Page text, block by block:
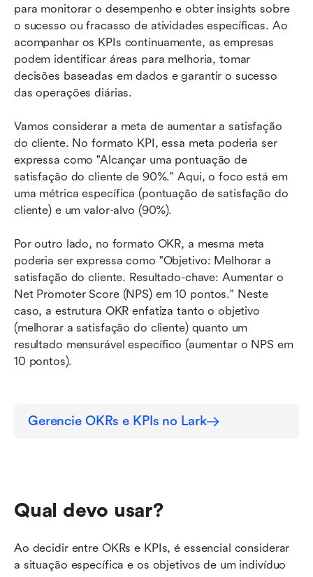
para monitorar o desempenho e obter insights sobre
o sucesso ou fracasso de atividades específicas. Ao
acompanhar os KPIs continuamente, as empresas
podem identificar áreas para melhoria, tomar
decisões baseadas em dados e garantir o sucesso
das operações diárias.
Vamos considerar a meta de aumentar a satisfação
do cliente. No formato KPI, essa meta poderia ser
expressa como "Alcançar uma pontuação de
satisfação do cliente de 90%." Aqui, o foco está em
uma métrica específica (pontuação de satisfação do
cliente) e um valor-alvo (90%).
Por outro lado, no formato OKR, a mesma meta
poderia ser expressa como "Objetivo: Melhorar a
satisfação do cliente. Resultado-chave: Aumentar o
Net Promoter Score (NPS) em 10 pontos." Neste
caso, a estrutura OKR enfatiza tanto o objetivo
(melhorar a satisfação do cliente) quanto um
resultado mensurável específico (aumentar o NPS em
10 pontos).
Gerencie OKRs e KPIs no Lark
Qual devo usar?
Ao decidir entre OKRs e KPIs, é essencial considerar
a situação específica e os objetivos de um indivíduo